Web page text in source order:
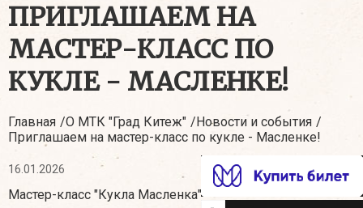
ПРИГЛАШАЕМ НА
МАСТЕР-КЛАСС ПО
КУКЛЕ - МАСЛЕНКЕ!
Главная О МТК "Град Китеж"
Новости и события
Приглашаем на мастер-класс по кукле - Масленке!
16.01.2026
Мастер-класс "Кукла Масленка"